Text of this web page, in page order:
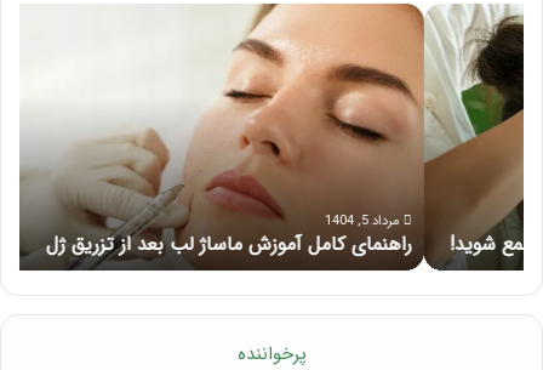
راهنمای
کامل
آموزش
ماساژ
لب
تزریق
ژل مرداد 5, 1404
راهنمای کامل آموزش ماساژ لب بعد از تزریق ژل
پرخواننده